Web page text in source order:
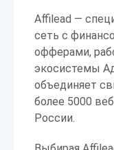
Affilead —
сеть с
офферами,
экосистемы
объединяет
более 5000
России.